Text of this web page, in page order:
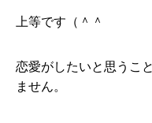
上等です（＾＾
恋愛がしたいと思うこ
ません。